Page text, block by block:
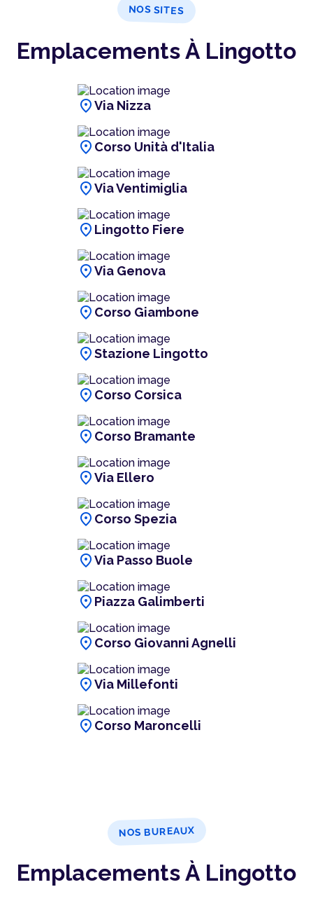
NOS SITES
Emplacements À Lingotto
location_onVia Nizza
location_on Corso Unità d'Italia
location_onVia Ventimiglia
location_on Lingotto Fiere
location_onVia Genova
location_on Corso Giambone
location_onStazione Lingotto
location_on Corso Corsica
location_on Corso Bramante
location_onVia Ellero
location_on Corso Spezia
location_onVia Passo Buole
location_on Piazza Galimberti
location_on Corso Giovanni Agnelli
location_onVia Millefonti
location_on Corso Maroncelli
NOS BUREAUX
Emplacements À Lingotto